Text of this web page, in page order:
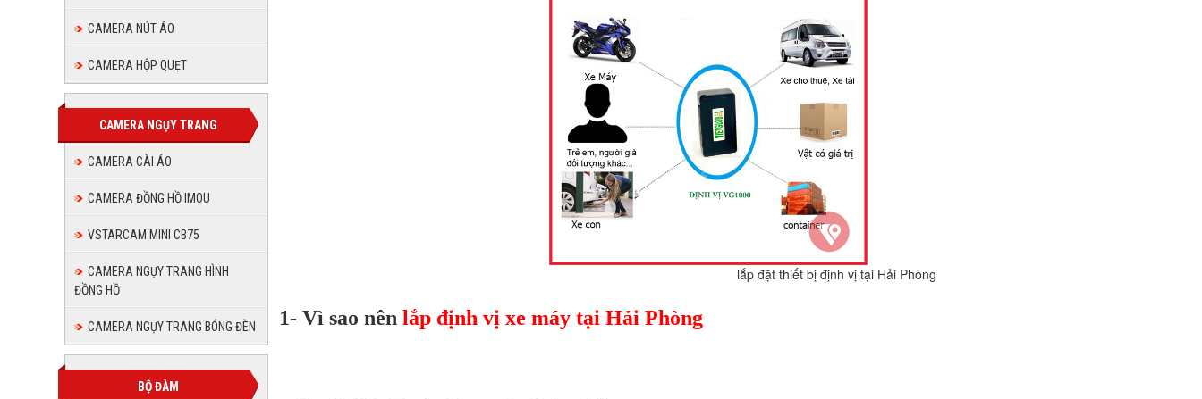
CAMERA NÚT ÁO
CAMERA HỘP QUẸT
CAMERA NGỤY TRANG
CAMERA CÀI ÁO
CAMERA ĐỒNG HỒ IMOU
VSTARCAM MINI CB75
CAMERA NGỤY TRANG HÌNH
ĐỒNG HỒ
CAMERA NGỤY TRANG BÓNG ĐÈN
BỘ ĐÀM
lắp đặt thiết bị định vị tại Hải Phòng
1- Vì sao nên lắp định vị xe máy tại Hải Phòng